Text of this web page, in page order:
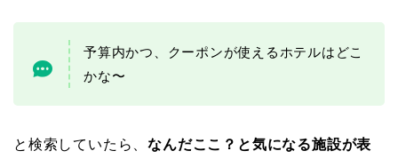
予算内かつ、クーポンが使えるホテルはどこ
かな〜
と検索していたら、なんだここ？と気になる施設が表